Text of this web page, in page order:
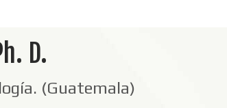
D.
(Guatemala)